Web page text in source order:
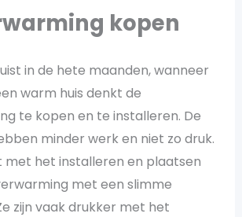
kopen
in de hete maanden, wanneer
warm huis denkt de
te kopen en te installeren. De
minder werk en niet zo druk.
met het installeren en plaatsen
met een slimme
zijn vaak drukker met het